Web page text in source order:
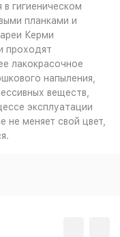
гигиеническом
планками и
Керми
проходят
лакокрасочное
напыления,
веществ,
эксплуатации
не меняет свой цвет,